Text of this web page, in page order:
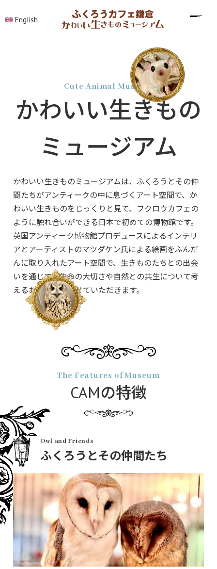
English
Cute Animal Museum
かわいい生きもの
ミュージアム
かわいい生きものミュージアムは、ふくろうとその仲
間たちがアンティークの中に息づくアート空間で、か
わいい生きものをじっくりと見て、フクロウカフェの
ように触れ合いができる日本で初めての博物館です。
英国アンティーク博物館プロデュースによるインテリ
アとアーティストのマツダケン氏による絵画をふんだ
んに取り入れたアート空間で、生きものたちとの出会
いを通じて、生命の大切さや自然との共生について考
えるお手伝いをさせていただきます。
The Features of Museum
CAMの特徴
Owl and Friends
ふくろうとその仲間たち